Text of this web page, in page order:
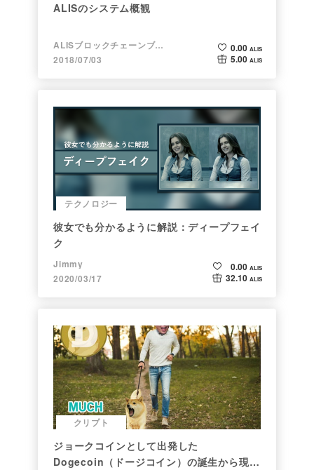
ALISのシステム概観
ALISブロックチェーンブログ
2018/07/03
0.00 ALIS
5.00 ALIS
テクノロジー
彼女でも分かるように解説：ディープフェイ
ク
Jimmy
2020/03/17
0.00 ALIS
32.10 ALIS
クリプト
ジョークコインとして出発した
Dogecoin（ドージコイン）の誕生から現在